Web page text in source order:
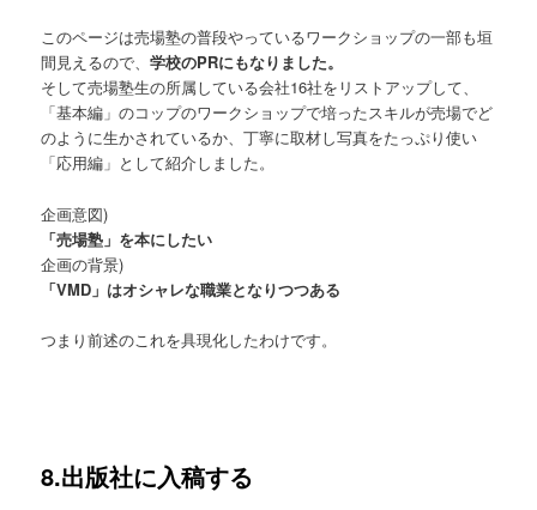
このページは売場塾の普段やっているワークショップの一部も垣
間見えるので、学校のPRにもなりました。
そして売場塾生の所属している会社16社をリストアップして、
「基本編」のコップのワークショップで培ったスキルが売場でど
のように生かされているか、丁寧に取材し写真をたっぷり使い
「応用編」として紹介しました。
企画意図)
「売場塾」を本にしたい
企画の背景)
「VMD」はオシャレな職業となりつつある
つまり前述のこれを具現化したわけです。
8.出版社に入稿する